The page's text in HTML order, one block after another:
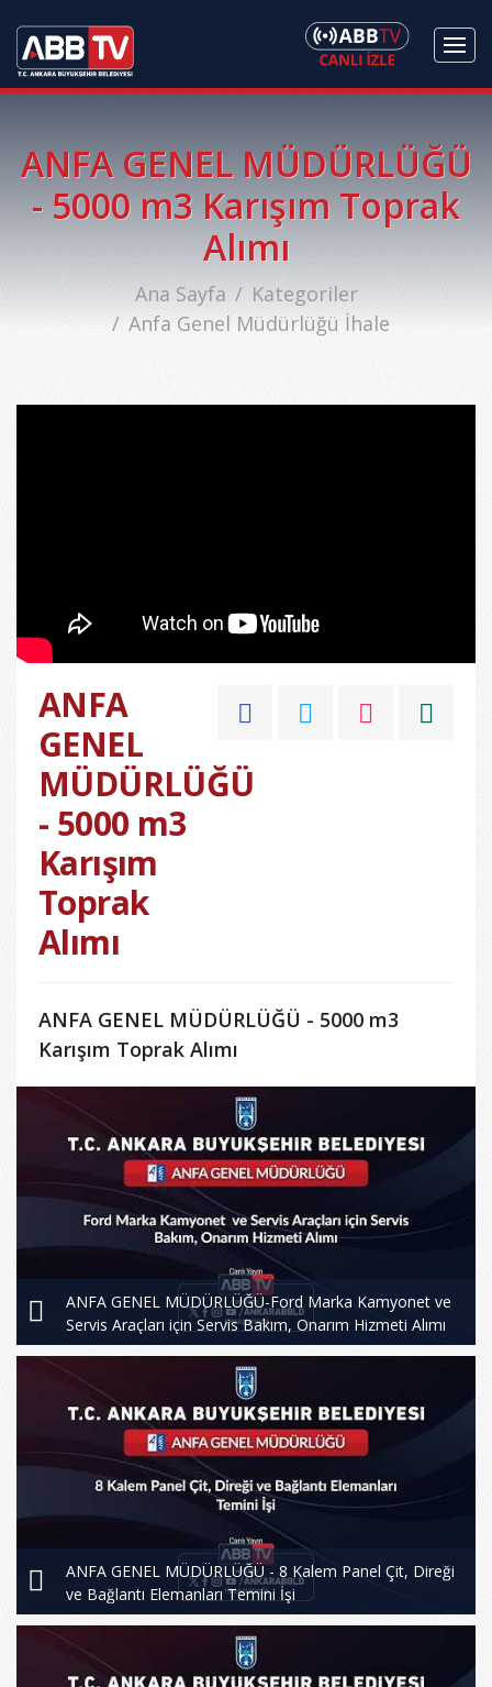
ANFA GENEL MÜDÜRLÜĞÜ
- 5000 m3 Karışım Toprak
Alımı
Ana Sayfa
Kategoriler
Anfa Genel Müdürlüğü İhale
ANFA
GENEL
MÜDÜRLÜĞÜ
- 5000 m3
Karışım
Toprak
Alımı
ANFA GENEL MÜDÜRLÜĞÜ - 5000 m3
Karışım Toprak Alımı
ANFA GENEL MÜDÜRLÜĞÜ-Ford Marka Kamyonet ve
Servis Araçları için Servis Bakım, Onarım Hizmeti Alımı
ANFA GENEL MÜDÜRLÜĞÜ - 8 Kalem Panel Çit, Direği
ve Bağlantı Elemanları Temini İşi